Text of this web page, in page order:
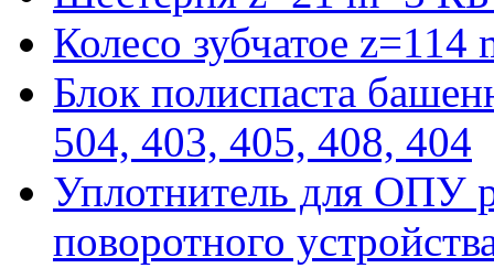
Колесо зубчатое
Блок полиспаста
504, 403, 405, 408, 404
Уплотнитель для ОПУ
поворотного